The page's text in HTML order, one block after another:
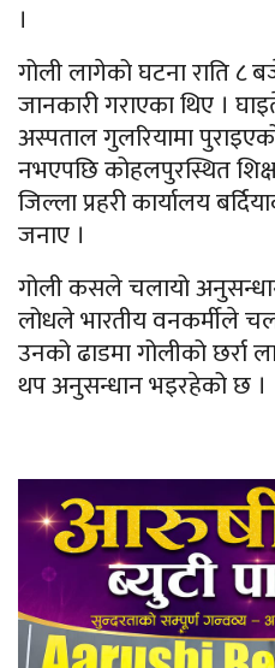
।
गोली लागेको घटना राति ८
जानकारी गराएका थिए ।
अस्पताल गुलरियामा
नभएपछि कोहलपुरस्थित
जिल्ला प्रहरी कार्यालय
जनाए ।
गोली कसले चलायो
लोधले भारतीय वनकर्मीले
उनको ढाडमा गोलीको छर्रा
थप अनुसन्धान भइरहेको छ ।